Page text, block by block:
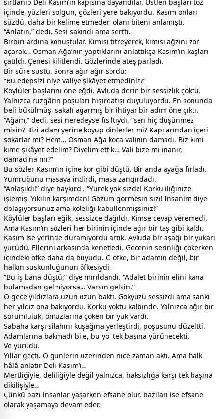
sırtlanıp Deli Kasım’ın kapısına dayandılar. Üstleri başları toz
içinde, yüzleri solgun, gözleri yere bakıyordu. Kasım onları
süzdü, daha bir kelime etmeden olanı biteni anlamıştı.
“Anlatın,” dedi. Sesi sakindi ama sertti.
Birbiri ardına konuştular. Kimisi titreyerek, kimisi ağzını zor
açarak… Osman Ağa’nın yaptıklarını anlattıkça Kasım’ın kaşları
çatıldı. Çenesi kilitlendi. Gözlerinde ateş parladı.
Bir süre sustu. Sonra ağır ağır sordu:
“Bu edepsizi niye valiye şikâyet etmediniz?”
Köylüler başlarını öne eğdi. Avluda derin bir sessizlik çöktü.
Yalnızca rüzgârın poşuları hışırdatışı duyuluyordu. En sonunda
beli bükülmüş, sakalı ağarmış bir ihtiyar bir adım öne çıktı.
“Ağam,” dedi, sesi neredeyse fısıltıydı, “sen hiç düşünmez
misin? Bizi adam yerine koyup dinlerler mi? Kapılarından içeri
sokarlar mı? Hem… Osman Ağa koca valinin damadı. Biz kimi
kime şikâyet edelim? Diyelim ettik… Vali bize mi inanır,
damadına mı?”
Bu sözler Kasım’ın içine kor gibi düştü. Bir anda ayağa fırladı.
Yumruğunu masaya indirdi, masa zangırdadı.
“Anlaşıldı!” diye haykırdı. “Yürek yok sizde! Korku iliğinize
işlemiş! Yıkılın karşımdan! Gözüm görmesin sizi! İnsanım diye
dolaşıyorsunuz ama köleliği kabullenmişsiniz!”
Köylüler başları eğik, sessizce dağıldı. Kimse cevap veremedi.
Ama Kasım’ın sözleri her birinin içinde ağır bir taş gibi kaldı.
Kasım ise yerinde duramıyordu artık. Avluda bir aşağı bir yukarı
yürüdü. Ellerini arkasında kenetledi. Gecenin serinliği çökerken
içindeki öfke daha da büyüdü. O öfke, bir adamın değil, bir
halkın suskunluğunun öfkesiydi.
“Bu iş bana düştü,” diye mırıldandı. “Adalet birinin elini kana
bulamadan gelmiyorsa… Varsın gelsin.”
O gece yıldızlara uzun uzun baktı. Gökyüzü sessizdi ama sanki
her yıldız ona bakıyordu. Korku yoktu kalbinde. Yalnızca ağır bir
sorumluluk, omuzlarına çöken bir yük vardı.
Sabaha karşı silahını kuşağına yerleştirdi, poşusunu düzeltti.
Adamlarına bakmadı bile, bu yol tek başına yürünecekti.
Ve yürüdü.
Yıllar geçti. O günlerin üzerinden nice zaman aktı. Ama halk
hâlâ anlatır Deli Kasım’ı…
Mertliğiyle, deliliğiyle değil yalnızca, haksızlığa karşı tek başına
dikilişiyle…
Çünkü bazı insanlar yaşarken efsane olur, bazıları ise efsane
olarak yaşamaya devam eder.